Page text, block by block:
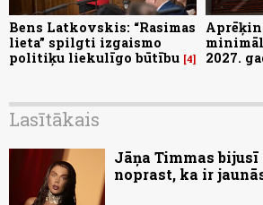
Bens Latkovskis: “Rasimas
lieta” spilgti izgaismo
politiķu liekulīgo būtību 4
2027.
Lasītākais
Jāņa Timmas
noprast, ka ir